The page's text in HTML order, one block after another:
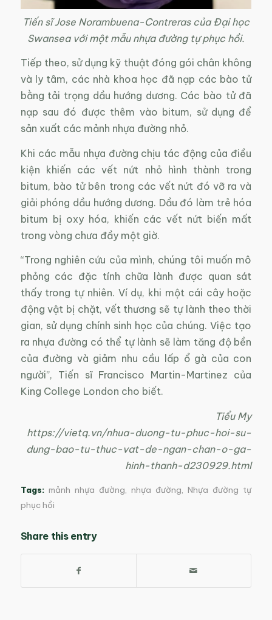
Tiến sĩ Jose Norambuena-Contreras của Đại học
Swansea với một mẫu nhựa đường tự phục hồi.
Tiếp theo, sử dụng kỹ thuật đóng gói chân không
và ly tâm, các nhà khoa học đã nạp các bào tử
bằng tải trọng dầu hướng dương. Các bào tử đã
nạp sau đó được thêm vào bitum, sử dụng để
sản xuất các mảnh nhựa đường nhỏ.
Khi các mẫu nhựa đường chịu tác động của điều
kiện khiến các vết nứt nhỏ hình thành trong
bitum, bào tử bên trong các vết nứt đó vỡ ra và
giải phóng dầu hướng dương. Dầu đó làm trẻ hóa
bitum bị oxy hóa, khiến các vết nứt biến mất
trong vòng chưa đầy một giờ.
“Trong nghiên cứu của mình, chúng tôi muốn mô
phỏng các đặc tính chữa lành được quan sát
thấy trong tự nhiên. Ví dụ, khi một cái cây hoặc
động vật bị chặt, vết thương sẽ tự lành theo thời
gian, sử dụng chính sinh học của chúng. Việc tạo
ra nhựa đường có thể tự lành sẽ làm tăng độ bền
của đường và giảm nhu cầu lấp ổ gà của con
người”, Tiến sĩ Francisco Martin-Martinez của
King College London cho biết.
Tiểu My
https://vietq.vn/nhua-duong-tu-phuc-hoi-su-
dung-bao-tu-thuc-vat-de-ngan-chan-o-ga-
hinh-thanh-d230929.html
Tags: mảnh nhựa đường,nhựa đường,Nhựa đường tự
phục hồi
Share this entry